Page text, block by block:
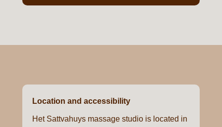
Location and accessibility
Het Sattvahuys massage studio is located in